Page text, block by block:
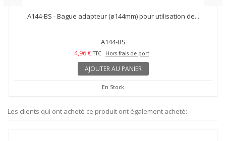
A144-BS - Bague adapteur (ø144mm) pour utilisation de...
A144-BS
4,96 € TTC Hors frais de port
AJOUTER AU PANIER
En Stock
Les clients qui ont acheté ce produit ont également acheté: